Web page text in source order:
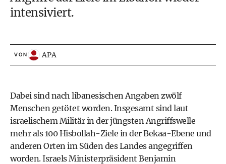
intensiviert.
VON APA
Dabei sind nach libanesischen Angaben zwölf
Menschen getötet worden. Insgesamt sind laut
israelischem Militär in der jüngsten Angriffswelle
mehr als 100 Hisbollah-Ziele in der Bekaa-Ebene und
anderen Orten im Süden des Landes angegriffen
worden. Israels Ministerpräsident Benjamin